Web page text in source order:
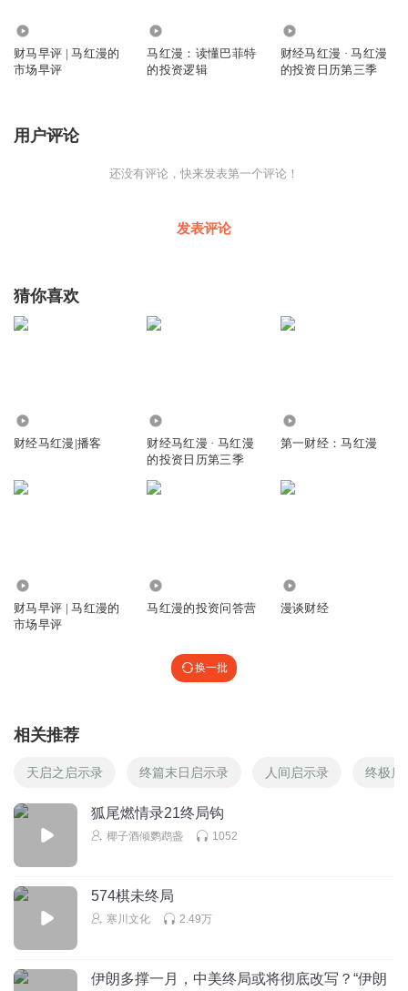
财马早评 | 马红漫的
市场早评
马红漫：读懂巴菲特
的投资逻辑
财经马红漫 · 马红漫
的投资日历第三季
用户评论
还没有评论，快来发表第一个评论！
发表评论
猜你喜欢
财经马红漫|播客
财经马红漫 · 马红漫
的投资日历第三季
第一财经：马红漫
财马早评 | 马红漫的
市场早评
马红漫的投资问答营 漫谈财经
换一批
相关推荐
天启之启示录 终篇末日启示录 人间启示录 终极启
狐尾燃情录21终局钩
椰子酒倾鹦鹉盏 1052
574棋未终局
寒川文化 2.49万
伊朗多撑一月，中美终局或将彻底改写？“伊朗